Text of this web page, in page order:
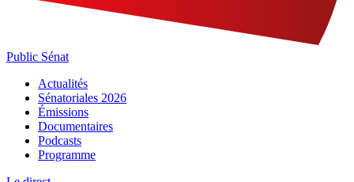
Public Sénat
Actualités
Sénatoriales 2026
Émissions
Documentaires
Podcasts
Programme